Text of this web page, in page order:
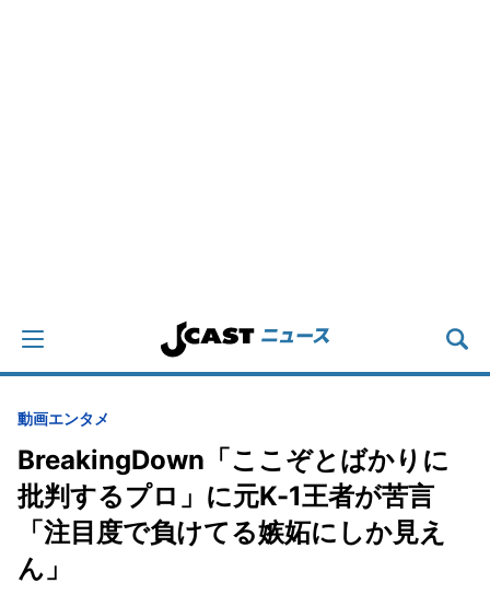
動画エンタメ
BreakingDown「ここぞとばかりに
批判するプロ」に元K-1王者が苦言
「注目度で負けてる嫉妬にしか見え
ん」